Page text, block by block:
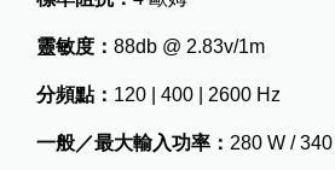
靈敏度： 88db @ 2.83v/1m
分頻點： 120 | 400 | 2600 Hz
一般／最大輸入功率： 280 W /